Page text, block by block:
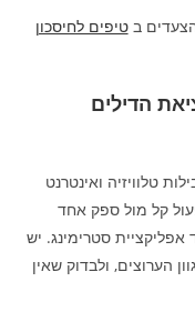
הצעדים בטיפים לחיסכון
הדילים
טלוויזיה ואינטרנט
קל מול ספק אחד
סטרימינג. יש
הערוצים, ולבדוק שאין